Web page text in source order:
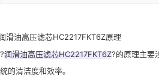
滑油高压滤芯HC2217FKT6Z原理
?润滑油高压滤芯HC2217FKT6Z?的原理主要
统的清洁度和效率。